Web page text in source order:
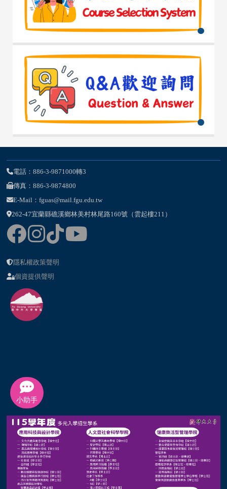
電話：886-3-9871000轉3
傳真：886-3-9874800
E-Mail：fguas@mail.fgu.edu.tw
262-47宜蘭縣礁溪鄉林美村林尾路160號（雲起樓211）
隱私權政策聲明
個資提供聲明
小助手